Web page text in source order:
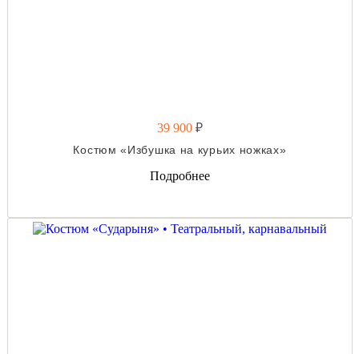
39 900 ₽
Костюм «Избушка на курьих ножках»
Подробнее